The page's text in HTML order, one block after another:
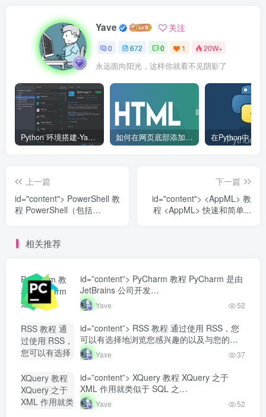
Yave 关注
0 672 0 1 20W+
永远面向阳光，这样你就看不见阴影了
Python 环境搭建-Yave520-专业开发者社区 如何在网页底部添加版权信息？
上一篇
id="content"> PowerShell 教
程 PowerShell（包括
下一篇
id="content"> <AppML> 教
程 <AppML> 快速和简单...
相关推荐
PyCharm 教
程 PyCharm
是由
司开发...-
Yave520-专业
开发者社区"
fit-cover
radius8">
id=”content”> PyCharm 教程 PyCharm 是由
JetBrains 公司开发…
Yave 52
RSS 教程 通
过使用 RSS，
您可以有选择
趣的以及与您
的工...-
Yave520-专业
id=”content”> RSS 教程 通过使用 RSS，您
可以有选择地浏览您感兴趣的以及与您的
工…Yave 37
XQuery 教程
XQuery 之于
XML 作用就类
id=”content”> XQuery 教程 XQuery 之于
XML 作用就类似于 SQL 之…
Yave 52